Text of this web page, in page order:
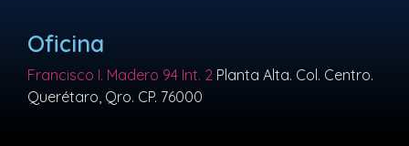
Oficina
Francisco I. Madero 94 Int. 2 Planta Alta. Col. Centro.
Querétaro, Qro. CP. 76000